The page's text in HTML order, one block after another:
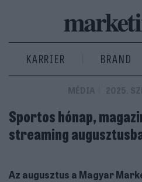
KARRIER BRAND
Sportos hónap,
streaming
Az augusztus a Magyar